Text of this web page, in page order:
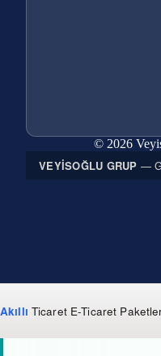
© 2026
VEYISOĞLU GRUP —
Akıllı Ticaret E-Ticaret